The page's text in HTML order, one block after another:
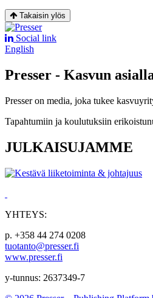
Takaisin ylös
Social link
English
Presser - Kasvun
Presser on media, joka tukee
Tapahtumiin ja koulutuksiin
JULKAISUJAMME
YHTEYS:
p. +358 44 274 0208
tuotanto@presser.fi
www.presser.fi
y-tunnus: 2637349-7